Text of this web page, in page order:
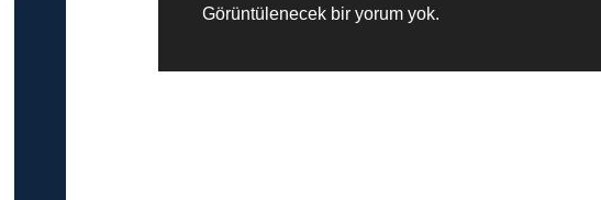
Görüntülenecek bir yorum yok.